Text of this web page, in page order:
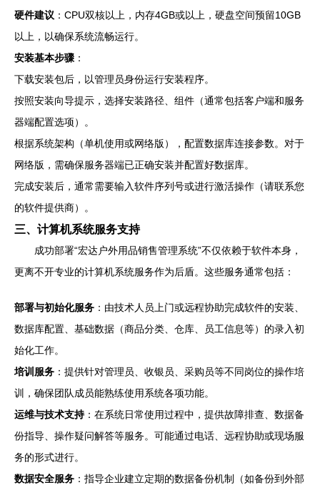
硬件建议 ：CPU双核以上，内存4GB或以上，硬盘空间预留10GB
以上，以确保系统流畅运行。
安装基本步骤 ：
下载安装包后，以管理员身份运行安装程序。
按照安装向导提示，选择安装路径、组件（通常包括客户端和服务
器端配置选项）。
根据系统架构（单机使用或网络版），配置数据库连接参数。对于
网络版，需确保服务器端已正确安装并配置好数据库。
完成安装后，通常需要输入软件序列号或进行激活操作（请联系您
的软件提供商）。
三、计算机系统服务支持
成功部署“宏达户外用品销售管理系统”不仅依赖于软件本身，
更离不开专业的计算机系统服务作为后盾。这些服务通常包括：
部署与初始化服务 ：由技术人员上门或远程协助完成软件的安装、
数据库配置、基础数据（商品分类、仓库、员工信息等）的录入初
始化工作。
培训服务 ：提供针对管理员、收银员、采购员等不同岗位的操作培
训，确保团队成员能熟练使用系统各项功能。
运维与技术支持：在系统日常使用过程中，提供故障排查、数据备
份指导、操作疑问解答等服务。可能通过电话、远程协助或现场服
务的形式进行。
数据安全服务 ：指导企业建立定期的数据备份机制（如备份到外部